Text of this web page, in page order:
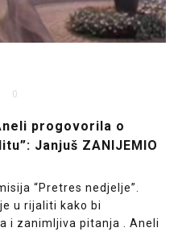
0
progovorila o
Janjuš ZANIJEMIO
“Pretres nedjelje”.
u rijaliti kako bi
i zanimljiva pitanja . Aneli